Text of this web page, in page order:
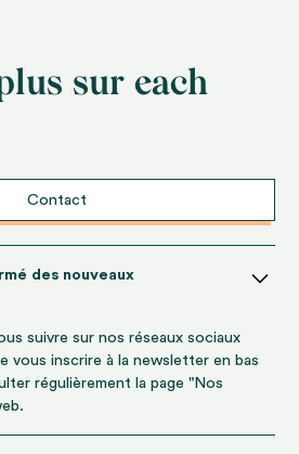
sur each
Contact
des nouveaux
suivre sur nos réseaux sociaux
vous inscrire à la newsletter en bas
régulièrement la page "Nos